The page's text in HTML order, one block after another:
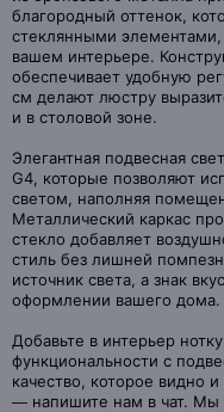
благородный оттенок,
стеклянными элементами,
вашем интерьере.
обеспечивает удобную
см делают люстру
и в столовой зоне.
Элегантная подвесная
G4, которые позволяют
светом, наполняя
Металлический каркас
стекло добавляет
стиль без лишней
источник света, а знак
оформлении вашего дома.
Добавьте в интерьер
функциональности с
качество, которое видно
— напишите нам в чат. Мы